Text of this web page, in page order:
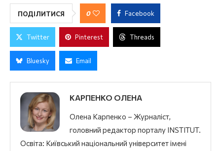
ПОДІЛИТИСЯ 0 Facebook
Twitter Pinterest Threads
Bluesky Email
КАРПЕНКО ОЛЕНА
Олена Карпенко – Журналіст,
головний редактор порталу INSTITUT.
Освіта: Київський національний університет імені